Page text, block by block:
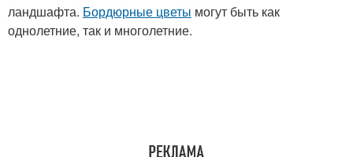
ландшафта. Бордюрные цветы могут быть как
однолетние, так и многолетние.